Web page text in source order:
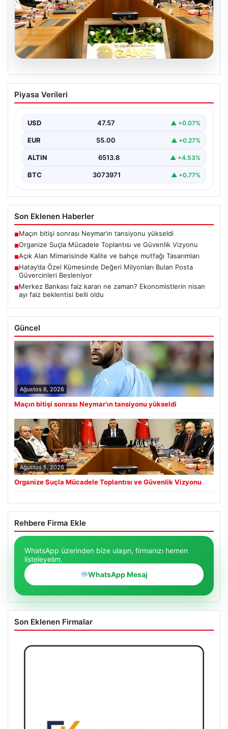
05.08.2026
Organize Suçla Mücadele Toplantısı ve
Güvenlik Vizyonu
mücadele alanında yeni bir dönemi başlatmak amacıyla
önemli…
Piyasa Verileri
USD 47.57 ▲ +0.07%
EUR 55.00 ▲ +0.27%
ALTIN 6513.8 ▲ +4.53%
BTC 3073971 ▲ +0.77%
Son Eklenen Haberler
■Maçın bitişi sonrası Neymar’ın tansiyonu yükseldi
■Organize Suçla Mücadele Toplantısı ve Güvenlik Vizyonu
■Açık Alan Mimarisinde Kalite ve bahçe mutfağı Tasarımları
■Hatay’da Özel Kümesinde Değeri Milyonları Bulan Posta
Güvercinleri Besleniyor
■Merkez Bankası faiz kararı ne zaman? Ekonomistlerin nisan
ayı faiz beklentisi belli oldu
Güncel
Ağustos 6, 2026
Maçın bitişi sonrası Neymar’ın tansiyonu yükseldi
Ağustos 5, 2026
Organize Suçla Mücadele Toplantısı ve Güvenlik Vizyonu
Rehbere Firma Ekle
WhatsApp üzerinden bize ulaşın, firmanızı hemen
listeleyelim.
WhatsApp Mesaj
Son Eklenen Firmalar